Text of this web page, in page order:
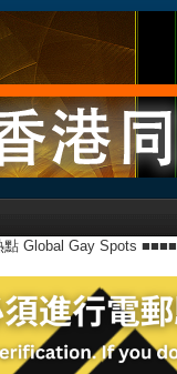
點 Global Gay Spots ■■■■